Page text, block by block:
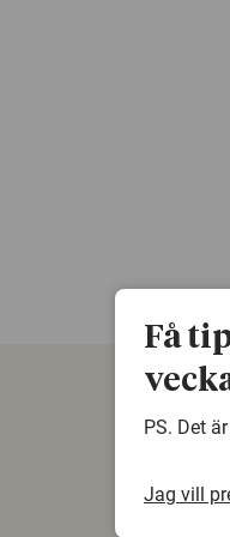
Få
PS. Det
Jag vill